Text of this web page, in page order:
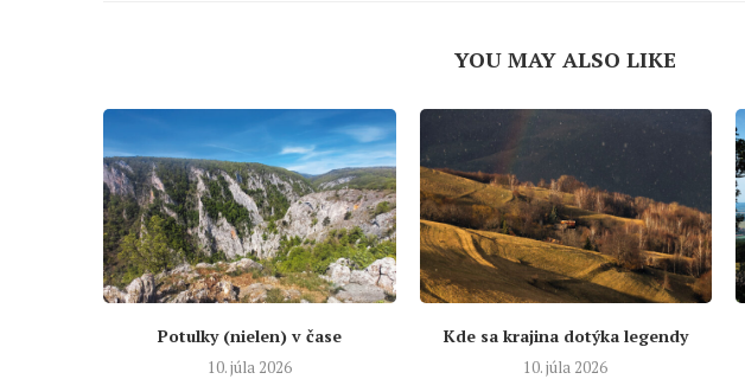
YOU MAY ALSO LIKE
Potulky (nielen) v čase
10. júla 2026
Kde sa krajina dotýka legendy
10. júla 2026